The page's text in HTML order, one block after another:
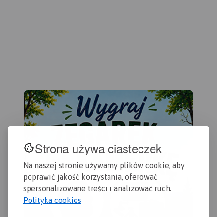
Strona używa ciasteczek
Na naszej stronie używamy plików cookie, aby
poprawić jakość korzystania, oferować
spersonalizowane treści i analizować ruch.
Polityka cookies